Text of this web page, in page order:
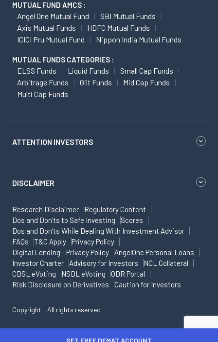
MUTUAL FUND AMCS :
Angel One Mutual Fund
SBI Mutual Funds
Axis Mutual Funds
HDFC Mutual Funds
ICICI Pru Mutual Fund
Nippon India Mutual Funds
MUTUAL FUNDS CATEGORIES :
ELSS Funds Liquid Funds
Small Cap Funds
Arbitrage Funds
Gilt Funds
Mid Cap Funds
Multi Cap Funds
ATTENTION INVESTORS
DISCLAIMER
Research Disclaimer
Regulatory Content
Dos and Don'ts to Safe Investing
Scores
Dos and Don'ts While Dealing With Investment Advisor
FAQs
T&C Apply
Privacy Policy
Digital Lending - Privacy Policy
AngelOne Personal Loans
Investor Charter
Advisory for Investors
NCL Collateral
CDSL eVoting
NSDL eVoting
ODR Portal
Risk Disclosure on Derivatives
Caution for Investors
Copyright - All rights reserved
GET FREE DEMAT ACCOUNT